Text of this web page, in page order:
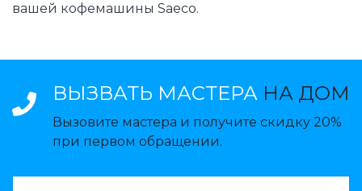
вашей кофемашины Saeco.
ВЫЗВАТЬ МАСТЕРА НА ДОМ
Вызовите мастера и получите скидку 20%
при первом обращении.